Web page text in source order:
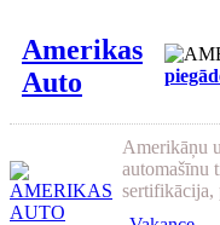
Amerikas
Auto
Amerikāņu
automašīnu
sertifikācija,